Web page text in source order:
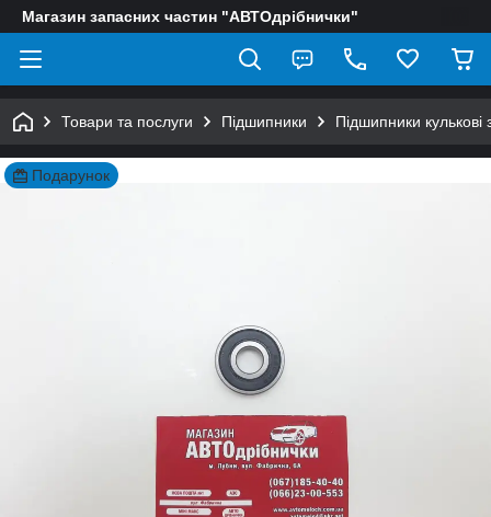
Магазин запасних частин "АВТОдрібнички"
Товари та послуги Підшипники Підшипники кулькові
Подарунок